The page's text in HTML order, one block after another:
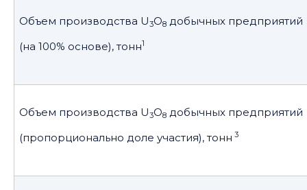
Объем производства U3O8 добычных предприятий
(на 100% основе), тонн1
Объем производства U3O8 добычных предприятий
(пропорционально доле участия), тонн 3